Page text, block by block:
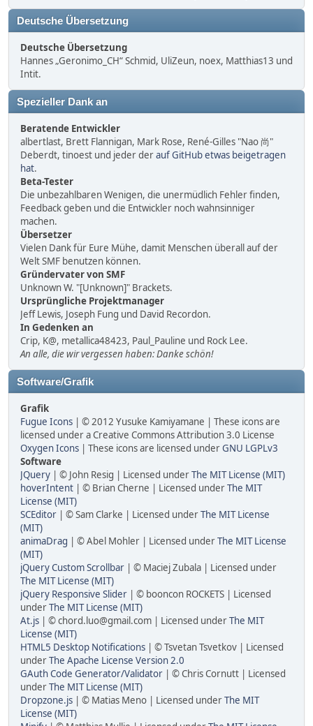
Deutsche Übersetzung
Deutsche Übersetzung
Hannes „Geronimo_CH“ Schmid, UliZeun, noex, Matthias13 und
Intit.
Spezieller Dank an
Beratende Entwickler
albertlast, Brett Flannigan, Mark Rose, René-Gilles "Nao 尚"
Deberdt, tinoest und jeder derauf GitHub etwas beigetragen
hat.
Beta-Tester
Die unbezahlbaren Wenigen, die unermüdlich Fehler finden,
Feedback geben und die Entwickler noch wahnsinniger
machen.
Übersetzer
Vielen Dank für Eure Mühe, damit Menschen überall auf der
Welt SMF benutzen können.
Gründervater von SMF
Unknown W. "[Unknown]" Brackets.
Ursprüngliche Projektmanager
Jeff Lewis, Joseph Fung und David Recordon.
In Gedenken an
Crip, K@, metallica48423, Paul_Pauline und Rock Lee.
An alle, die wir vergessen haben: Danke schön!
Software/Grafik
Grafik
Fugue Icons | © 2012 Yusuke Kamiyamane | These icons are
licensed under a Creative Commons Attribution 3.0 License
Oxygen Icons | These icons are licensed underGNU LGPLv3
Software
JQuery | © John Resig | Licensed underThe MIT License (MIT)
hoverIntent | © Brian Cherne | Licensed underThe MIT
License (MIT)
SCEditor | © Sam Clarke | Licensed underThe MIT License
(MIT)
animaDrag | © Abel Mohler | Licensed underThe MIT License
(MIT)
jQuery Custom Scrollbar | © Maciej Zubala | Licensed under
The MIT License (MIT)
jQuery Responsive Slider | © booncon ROCKETS | Licensed
underThe MIT License (MIT)
At.js | © chord.luo@gmail.com | Licensed underThe MIT
License (MIT)
HTML5 Desktop Notifications | © Tsvetan Tsvetkov | Licensed
underThe Apache License Version 2.0
GAuth Code Generator/Validator | © Chris Cornutt | Licensed
underThe MIT License (MIT)
Dropzone.js | © Matias Meno | Licensed underThe MIT
License (MIT)